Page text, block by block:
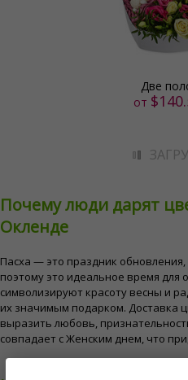
Две
от
Почему люди дарят
Окленде
Пасха — это праздник
поэтому это идеальное время для
символизируют красоту весны и
их значимым подарком. Доставка
выразить любовь,
совпадает с Женским днем, что